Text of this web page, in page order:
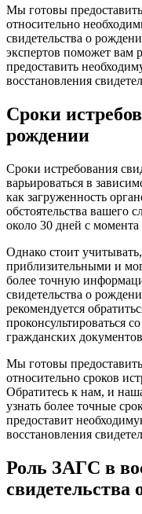
Мы готовы
относительно
свидетельства о
экспертов поможет вам
предоставить
восстановления
Сроки
рождении
Сроки истребования
варьироваться в
как загруженность
обстоятельства вашего
около 30 дней с
Однако стоит
приблизительными и
более точную
свидетельства о
рекомендуется
проконсультироваться
гражданских
Мы готовы
относительно сроков
Обратитесь к нам, и
узнать более точные
предоставит
восстановления
Роль ЗАГС в
свидетельства